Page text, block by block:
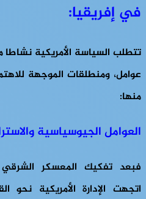
في إفريقيا:
تتطلب السياسة الأمريكية نشاطا
عوامل، ومنطلقات الموجهة
منها:
العوامل الجيوسياسية
فبعد تفكيك المعسكر الشرقي
اتجهت الإدارة الأمريكية نحو